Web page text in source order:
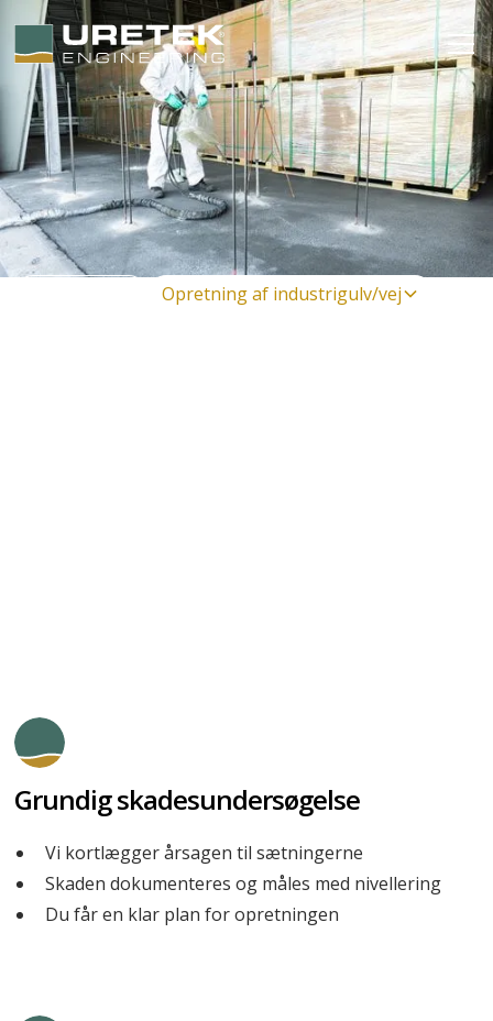
Opretning af industrigulv/vej
Grundig skadesundersøgelse
Vi kortlægger årsagen til sætningerne
Skaden dokumenteres og måles med nivellering
Du får en klar plan for opretningen